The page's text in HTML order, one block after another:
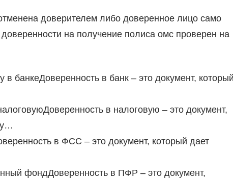
доверителем либо доверенное лицо само
на получение полиса омс проверен на
банкеДоверенность в банк – это документ,
в налоговую – это документ,
в ФСС – это документ, который дает
фондДоверенность в ПФР – это документ,